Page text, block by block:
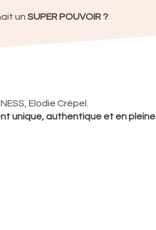
un SUPER POUVOIR ?
Elodie Crépel.
unique, authentique et en pleine